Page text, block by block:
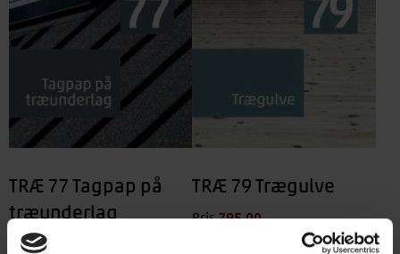
TRÆ 77 Tagpap på
træunderlag
Pris475,00
TRÆ 79 Trægulve
Pris795,00kr.
556,50kr.